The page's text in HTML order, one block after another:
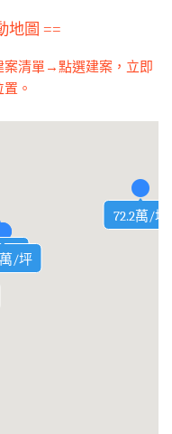
地圖 ==
清單→點選建案，立即
。
/坪/坪
萬/坪
72.2萬/坪